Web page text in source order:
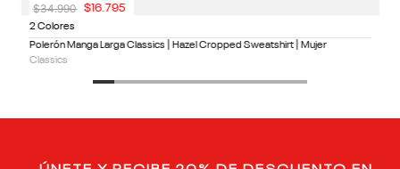
2 Colores
Polerón Manga Larga Classics | Hazel Cropped Sweatshirt | Mujer
Classics
$34.990 $ 16.795